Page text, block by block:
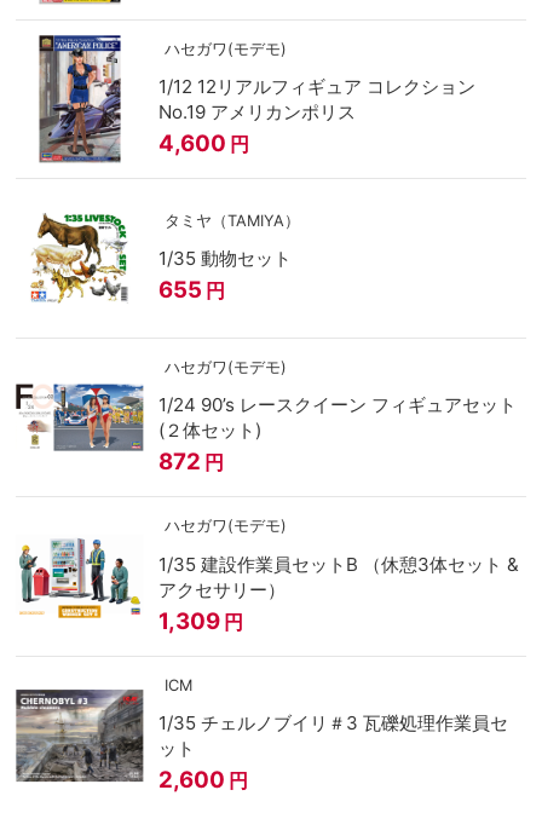
ハセガワ(モデモ)
1/12 12リアルフィギュア コレクション
No.19 アメリカンポリス
4,600 円
タミヤ（TAMIYA）
1/35 動物セット
655 円
ハセガワ(モデモ)
1/24 90’s レースクイーン フィギュアセット
(２体セット)
872 円
ハセガワ(モデモ)
1/35 建設作業員セットB （休憩3体セット &
アクセサリー）
1,309 円
ICM
1/35 チェルノブイリ＃3 瓦礫処理作業員セ
ット
2,600 円